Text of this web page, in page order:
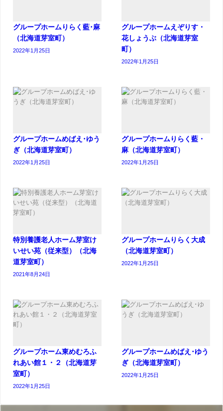
グループホームりらく藍･麻
（北海道芽室町）
2022年1月25日
グループホームえぞりす・
花しょうぶ（北海道芽室
町）
2022年1月25日
グループホームめばえ･ゆう
ぎ（北海道芽室町）
2022年1月25日
グループホームりらく藍・
麻（北海道芽室町）
2022年1月25日
特別養護老人ホーム芽室け
いせい苑（従来型）（北海
道芽室町）
2021年8月24日
グループホームりらく大成
（北海道芽室町）
2022年1月25日
グループホーム東めむろふ
れあい館１・２（北海道芽
室町）
2022年1月25日
グループホームめばえ･ゆう
ぎ（北海道芽室町）
2022年1月25日